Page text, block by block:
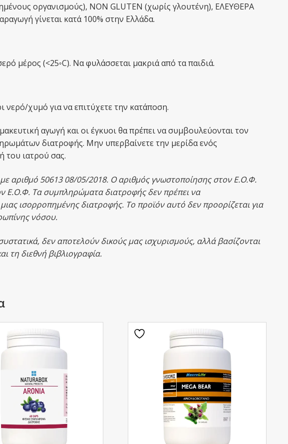
οργανισμούς), NON GLUTEN (χωρίς γλουτένη), ΕΛΕΥΘΕΡΑ
γίνεται κατά 100% στην Ελλάδα.
μέρος (<25◦C). Να φυλάσσεται μακριά από τα παιδιά.
νερό/χυμό για να επιτύχετε την κατάποση.
αγωγή και οι έγκυοι θα πρέπει να συμβουλεύονται τον
διατροφής. Μην υπερβαίνετε την μερίδα ενός
ιατρού σας.
αριθμό 50613 08/05/2018. Ο αριθμός γνωστοποίησης στον Ε.Ο.Φ.
Ε.Ο.Φ. Τα συμπληρώματα διατροφής δεν πρέπει να
ισορροπημένης διατροφής. Το προϊόν αυτό δεν προορίζεται για
νόσου.
δεν αποτελούν δικούς μας ισχυρισμούς, αλλά βασίζονται
τη διεθνή βιβλιογραφία.